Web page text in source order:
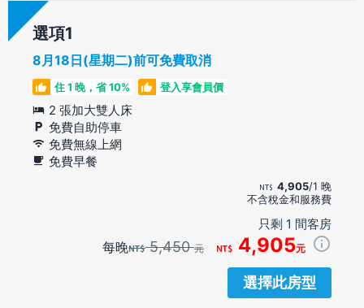
選項
8月18日(星期二)前可免費取消
住 1 晚，省 10% 登入享會員價
2 張加大雙人床
免費自助停車
免費無線上網
免費早餐
4,905/1 晚
不含稅金和服務費
只剩 1 間客房
每晚 5,450元 4,905元
選擇此房型